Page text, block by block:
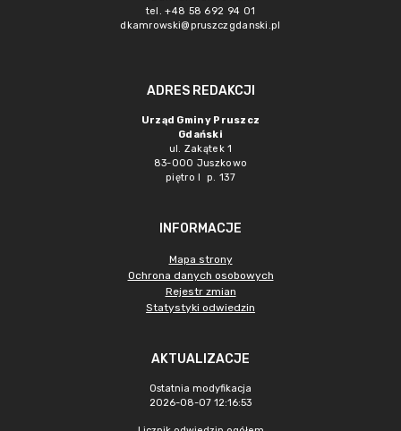
tel. +48 58 692 94 01
dkamrowski@pruszczgdanski.pl
ADRES REDAKCJI
Urząd Gminy Pruszcz
Gdański
ul. Zakątek 1
83-000 Juszkowo
piętro I p. 137
INFORMACJE
Mapa strony
Ochrona danych osobowych
Rejestr zmian
Statystyki odwiedzin
AKTUALIZACJE
Ostatnia modyfikacja
2026-08-07 12:16:53